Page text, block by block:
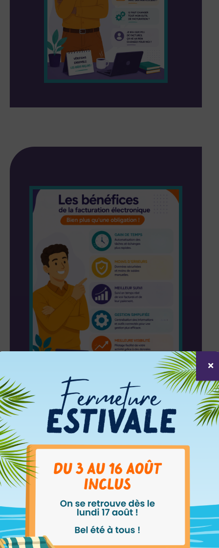
Les bénéfices de la
facturation électronique
: bien plus qu'une
obligation
La facturation électronique est souvent
perçue comme une nouvelle contrainte
réglementaire. Pourtant, elle représente
aussi une véritable opportunité de simplifier
le quotidien des entreprises.
En automatisant certains échanges et en